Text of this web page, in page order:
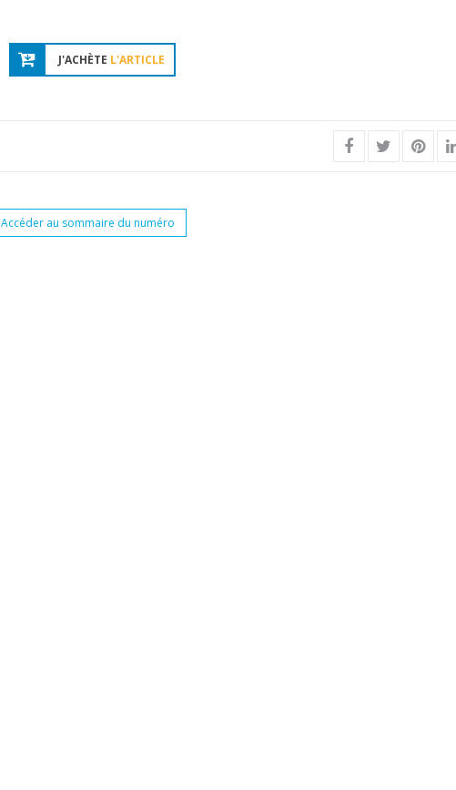
J'ACHÈTE L'ARTICLE
Accéder au sommaire du numéro